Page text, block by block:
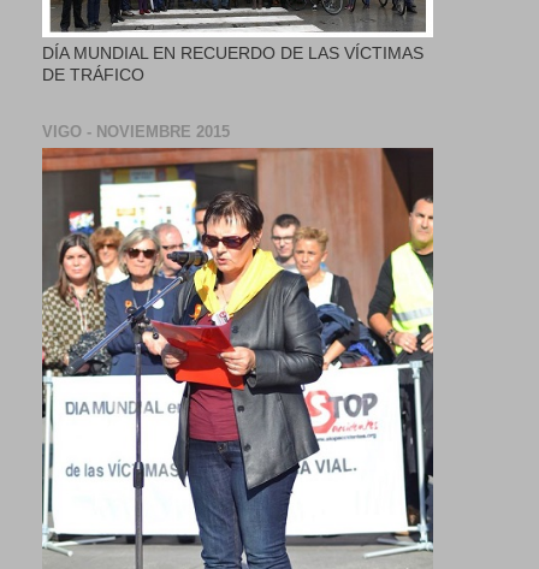
DÍA MUNDIAL EN RECUERDO DE LAS VÍCTIMAS
DE TRÁFICO
VIGO - NOVIEMBRE 2015